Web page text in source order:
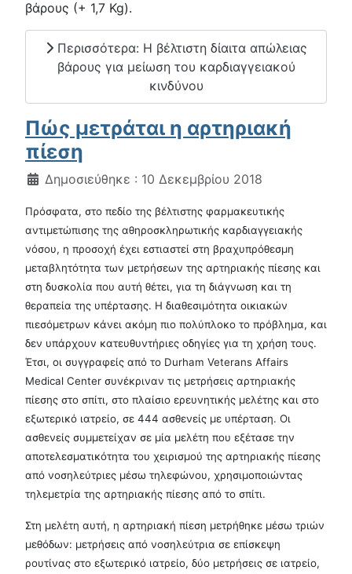
βάρους (+ 1,7 Kg).
Περισσότερα: Η βέλτιστη δίαιτα απώλειας
βάρους για μείωση του καρδιαγγειακού
κινδύνου
Πώς μετράται η αρτηριακή
πίεση
Λεπτομέρειες
Δημοσιεύθηκε : 10 Δεκεμβρίου 2018
Πρόσφατα, στο πεδίο της βέλτιστης φαρμακευτικής
αντιμετώπισης της αθηροσκληρωτικής καρδιαγγειακής
νόσου, η προσοχή έχει εστιαστεί στη βραχυπρόθεσμη
μεταβλητότητα των μετρήσεων της αρτηριακής πίεσης και
στη δυσκολία που αυτή θέτει, για τη διάγνωση και τη
θεραπεία της υπέρτασης. Η διαθεσιμότητα οικιακών
πιεσόμετρων κάνει ακόμη πιο πολύπλοκο το πρόβλημα, και
δεν υπάρχουν κατευθυντήριες οδηγίες για τη χρήση τους.
Έτσι, οι συγγραφείς από το Durham Veterans Affairs
Medical Center συνέκριναν τις μετρήσεις αρτηριακής
πίεσης στο σπίτι, στο πλαίσιο ερευνητικής μελέτης και στο
εξωτερικό ιατρείο, σε 444 ασθενείς με υπέρταση. Οι
ασθενείς συμμετείχαν σε μία μελέτη που εξέτασε την
αποτελεσματικότητα του χειρισμού της αρτηριακής πίεσης
από νοσηλεύτριες μέσω τηλεφώνου, χρησιμοποιώντας
τηλεμετρία της αρτηριακής πίεσης από το σπίτι.
Στη μελέτη αυτή, η αρτηριακή πίεση μετρήθηκε μέσω τριών
μεθόδων: μετρήσεις από νοσηλεύτρια σε επίσκεψη
ρουτίνας στο εξωτερικό ιατρείο, δύο μετρήσεις σε ιατρείο,